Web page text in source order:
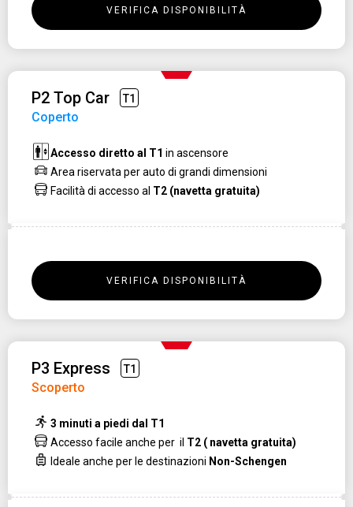
VERIFICA DISPONIBILITÀ
P2 Top Car T1
Coperto
Accesso diretto al T1 in ascensore
Area riservata per auto di grandi dimensioni
Facilità di accesso al T2 (navetta gratuita)
VERIFICA DISPONIBILITÀ
P3 Express T1
Scoperto
3 minuti a piedi dal T1
Accesso facile anche per il T2 ( navetta gratuita)
Ideale anche per le destinazioni Non-Schengen